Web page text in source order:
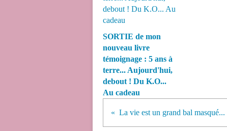
SORTIE de mon
nouveau livre
témoignage : 5 ans à
terre... Aujourd'hui,
debout ! Du K.O...
Au cadeau
La vie est un grand bal masqué...